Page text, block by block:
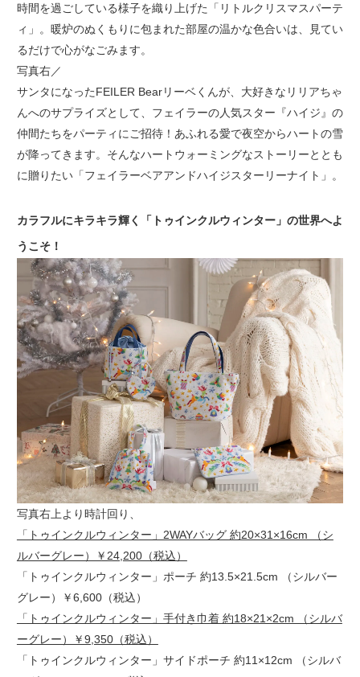
時間を過ごしている様子を織り上げた「リトルクリスマスパーテ
ィ」。暖炉のぬくもりに包まれた部屋の温かな色合いは、見てい
るだけで心がなごみます。
写真右／
サンタになったFEILER Bearリーベくんが、大好きなリリアちゃ
んへのサプライズとして、フェイラーの人気スター『ハイジ』の
仲間たちをパーティにご招待！あふれる愛で夜空からハートの雪
が降ってきます。そんなハートウォーミングなストーリーととも
に贈りたい「フェイラーベアアンドハイジスターリーナイト」。
カラフルにキラキラ輝く「トゥインクルウィンター」の世界へよ
うこそ！
写真右上より時計回り、
「トゥインクルウィンター」2WAYバッグ 約20×31×16cm （シ
ルバーグレー）￥24,200（税込）
「トゥインクルウィンター」ポーチ 約13.5×21.5cm （シルバー
グレー）￥6,600（税込）
「トゥインクルウィンター」手付き巾着 約18×21×2cm （シルバ
ーグレー）￥9,350（税込）
「トゥインクルウィンター」サイドポーチ 約11×12cm （シルバ